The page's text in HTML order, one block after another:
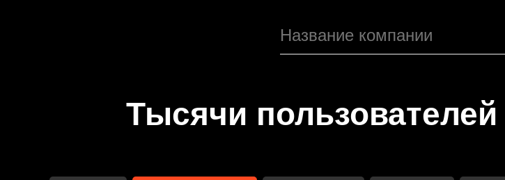
Тысячи